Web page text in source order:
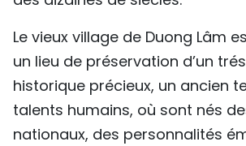
Le vieux village de Duong Lâm
un lieu de préservation d’un
historique précieux, un ancien
talents humains, où sont nés
nationaux, des personnalités